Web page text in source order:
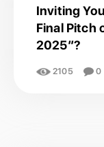
Inviting
Final Pitch
2025”?
2105 0